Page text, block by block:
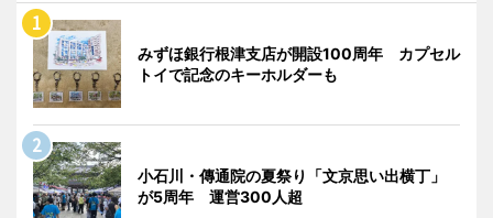
みずほ銀行根津支店が開設100周年 カプセル
トイで記念のキーホルダーも
小石川・傳通院の夏祭り「文京思い出横丁」
が5周年 運営300人超